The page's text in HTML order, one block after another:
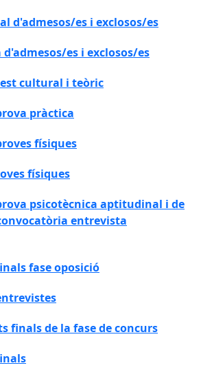
d'admesos/es i exclosos/es
es i exclosos/es
cultural i teòric
pràctica
físiques
físiques
psicotècnica aptitudinal i de
entrevista
fase oposició
finals de la fase de concurs